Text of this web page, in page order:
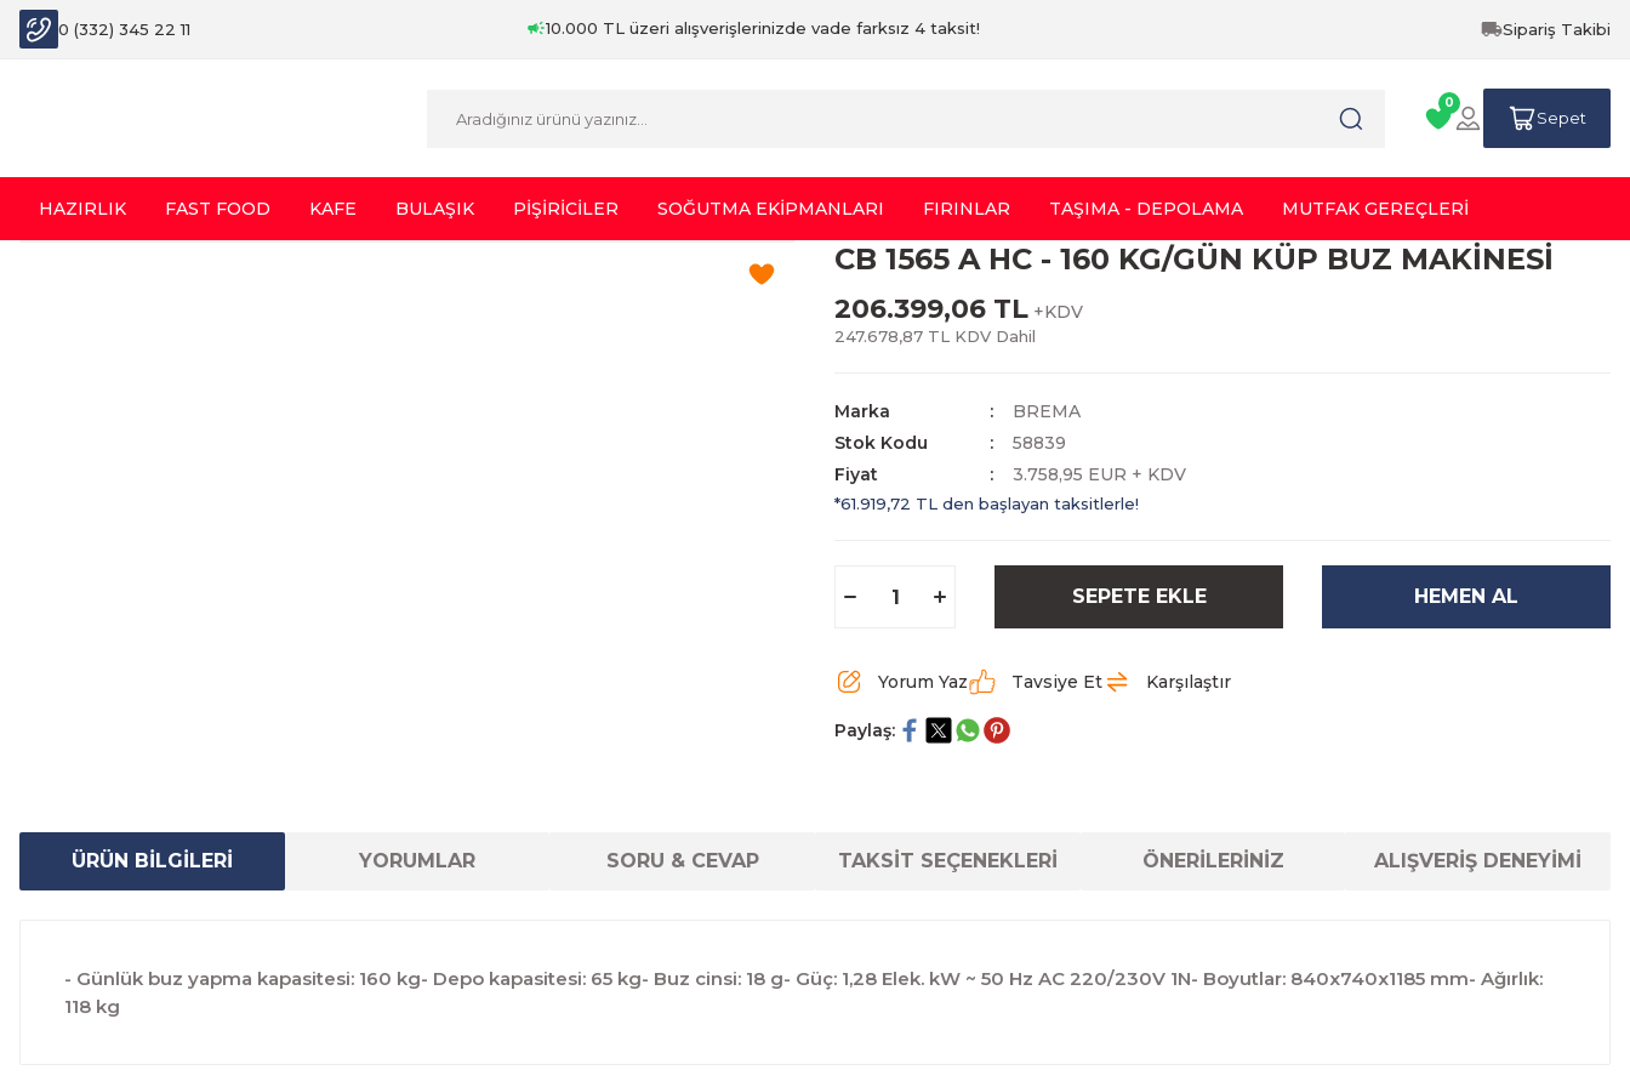
0 (332) 345 22 11 10.000 TL üzeri alışverişlerinizde vade farksız 4 taksit! Sipariş Takibi
0
Sepet
HAZIRLIK FAST FOOD KAFE BULAŞIK PİŞİRİCİLER SOĞUTMA EKİPMANLARI FIRINLAR TAŞIMA - DEPOLAMA MUTFAK GEREÇLERİ
CB 1565 A HC - 160 KG/GÜN KÜP BUZ MAKİNESİ
206.399,06 TL +KDV
247.678,87 TL KDV Dahil
Marka
BREMA
Stok Kodu
58839
Fiyat
3.758,95 EUR + KDV
*61.919,72 TL den başlayan taksitlerle!
SEPETE EKLE HEMEN AL
Yorum Yaz Tavsiye Et Karşılaştır
Paylaş:
ÜRÜN BİLGİLERİ YORUMLAR SORU & CEVAP TAKSİT SEÇENEKLERİ ÖNERİLERİNİZ ALIŞVERİŞ DENEYİMİ
- Günlük buz yapma kapasitesi: 160 kg- Depo kapasitesi: 65 kg- Buz cinsi: 18 g- Güç: 1,28 Elek. kW ~ 50 Hz AC 220/230V 1N- Boyutlar: 840x740x1185 mm- Ağırlık:
118 kg